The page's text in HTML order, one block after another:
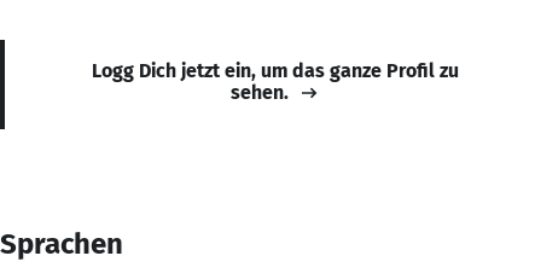
Logg Dich jetzt ein, um das ganze Profil zu
sehen.
Sprachen